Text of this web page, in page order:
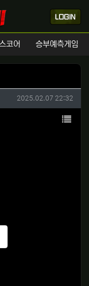
코어 승부예측게임
작성일
2025.02.07 22:32
목록
천